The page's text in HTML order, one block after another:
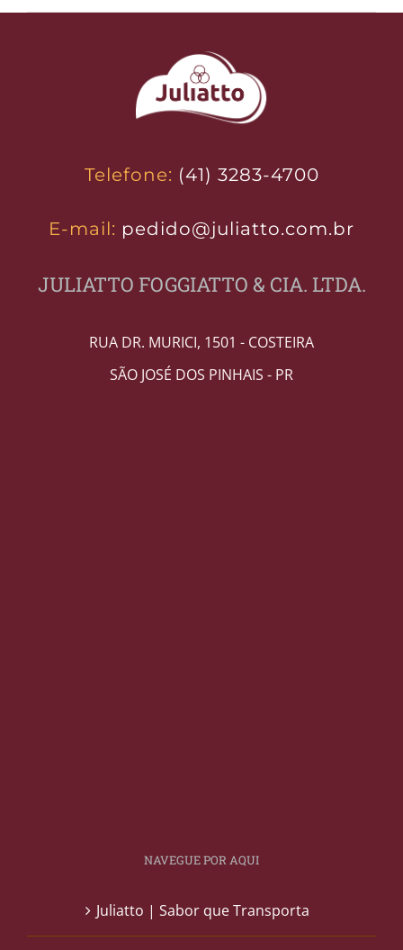
Telefone: (41) 3283-4700
E-mail: pedido@juliatto.com.br
JULIATTO FOGGIATTO & CIA. LTDA.
RUA DR. MURICI, 1501 - COSTEIRA
SÃO JOSÉ DOS PINHAIS - PR
NAVEGUE POR AQUI
Juliatto | Sabor que Transporta